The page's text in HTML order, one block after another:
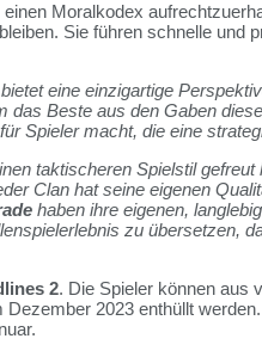
Moralkodex
Sie führen schnelle und
eine einzigartige
das Beste aus den Gaben
Spieler macht, die eine
taktischeren Spielstil
Clan hat seine eigenen
haben ihre eigenen,
zu übersetzen,
2. Die Spieler können aus
2023 enthüllt